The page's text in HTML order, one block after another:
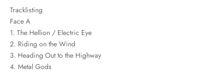
Tracklisting
Face A
1. The Hellion / Electric Eye
2. Riding on the Wind
3. Heading Out to the Highway
4. Metal Gods